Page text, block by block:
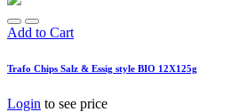
Add to Cart
Trafo Chips Salz & Essig style BIO 12X125g
Login to see price